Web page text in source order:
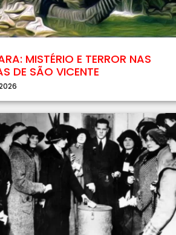
MISTÉRIO E TERROR NAS
DE SÃO VICENTE